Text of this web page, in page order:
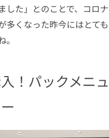
した」とのことで、コロ
多くなった昨今にはとて
！パックメニ